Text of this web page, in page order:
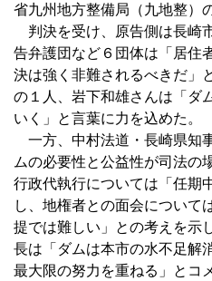
省九州地方整備局（九地整）
判決を受け、原告側は長崎
告弁護団など６団体は「居住
決は強く非難されるべきだ」
の１人、岩下和雄さんは「ダ
いく」と言葉に力を込めた。
一方、中村法道・長崎県知
ムの必要性と公益性が司法の
行政代執行については「任期
し、地権者との面会について
提では難しい」との考えを示
長は「ダムは本市の水不足解
最大限の努力を重ねる」とコ